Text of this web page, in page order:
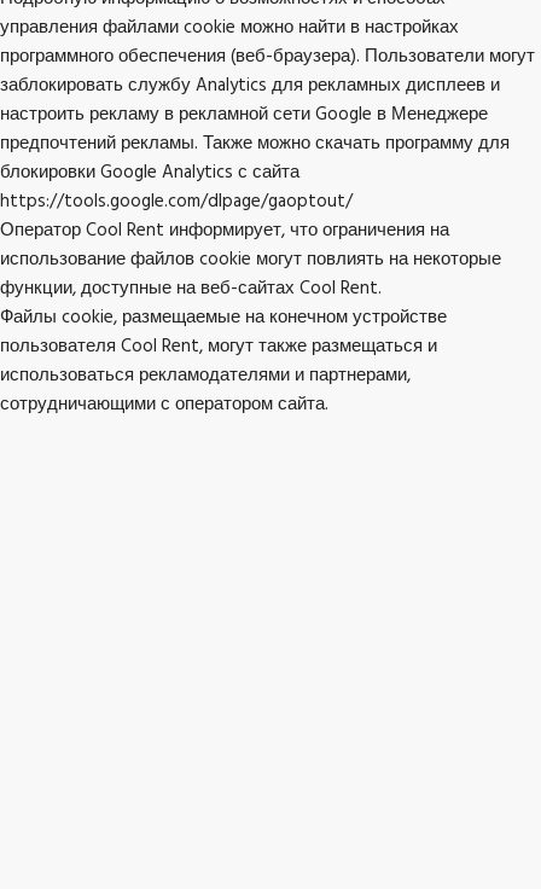
управления файлами cookie можно найти в настройках
программного обеспечения (веб-браузера). Пользователи могут
заблокировать службу Analytics для рекламных дисплеев и
настроить рекламу в рекламной сети Google в Менеджере
предпочтений рекламы. Также можно скачать программу для
блокировки Google Analytics с сайта
https://tools.google.com/dlpage/gaoptout/
Оператор Cool Rent информирует, что ограничения на
использование файлов cookie могут повлиять на некоторые
функции, доступные на веб-сайтах Cool Rent.
Файлы cookie, размещаемые на конечном устройстве
пользователя Cool Rent, могут также размещаться и
использоваться рекламодателями и партнерами,
сотрудничающими с оператором сайта.